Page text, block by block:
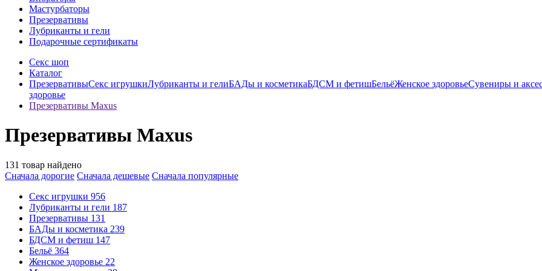
Мастурбаторы
Презервативы
Лубриканты и гели
Подарочные сертификаты
Секс шоп
Каталог
ПрезервативыСекс игрушкиЛубриканты и гелиБАДы и косметикаБДСМ и фетишБельёЖенское здоровьеСувениры и
здоровье
Презервативы Maxus
Презервативы Maxus
131 товар найдено
Сначала дорогие Сначала дешевые Сначала популярные
Секс игрушки 956
Лубриканты и гели 187
Презервативы 131
БАДы и косметика 239
БДСМ и фетиш 147
Бельё 364
Женское здоровье 22